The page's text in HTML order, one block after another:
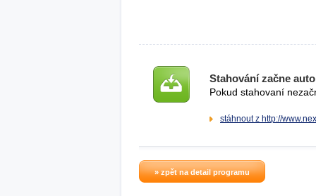
Stahování začne
Pokud stahovaní
stáhnout z http://
» zpět na detail programu